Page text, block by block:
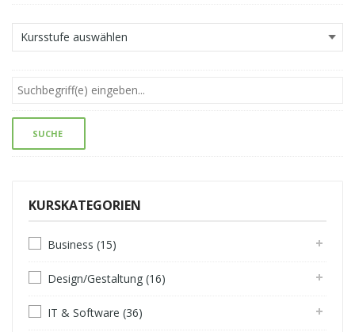
KURSKATEGORIEN
Business (15)
Design/Gestaltung (16)
IT & Software (36)